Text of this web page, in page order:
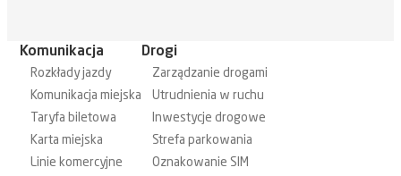
Komunikacja
Rozkłady jazdy
Komunikacja miejska
Taryfa biletowa
Karta miejska
Linie komercyjne
Drogi
Zarządzanie drogami
Utrudnienia w ruchu
Inwestycje drogowe
Strefa parkowania
Oznakowanie SIM